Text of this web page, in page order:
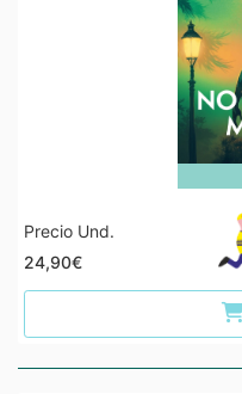
Precio Und.
24,90€